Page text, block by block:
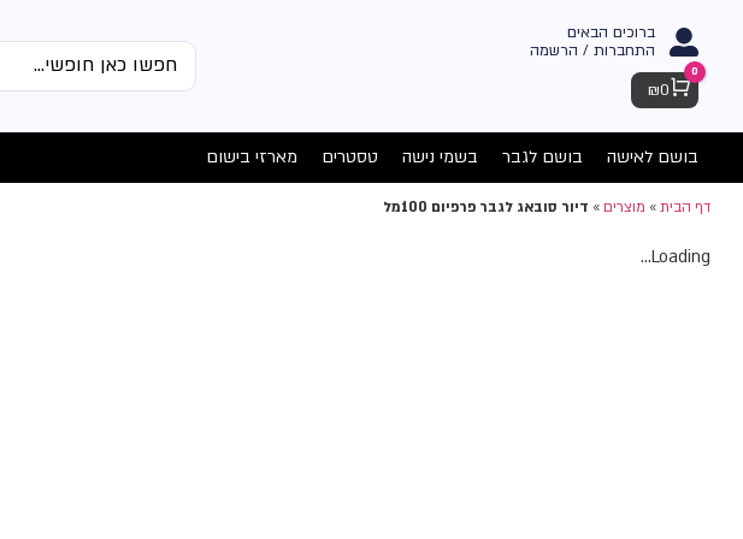
ברוכים הבאים
התחברות / הרשמה
Cart
0
₪0
בושם לאישה בושם לגבר בשמי נישה טסטרים מארזי בישום
דף הבית» מוצרים» דיור סובאג לגבר פרפיום 100מל
Loading...